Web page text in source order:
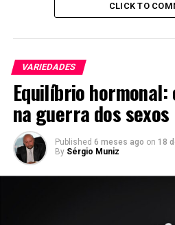
CLICK TO
VARIEDADES
Equilíbrio hormonal:
na guerra dos sexos
Published 6 meses ago on 18
By Sérgio Muniz